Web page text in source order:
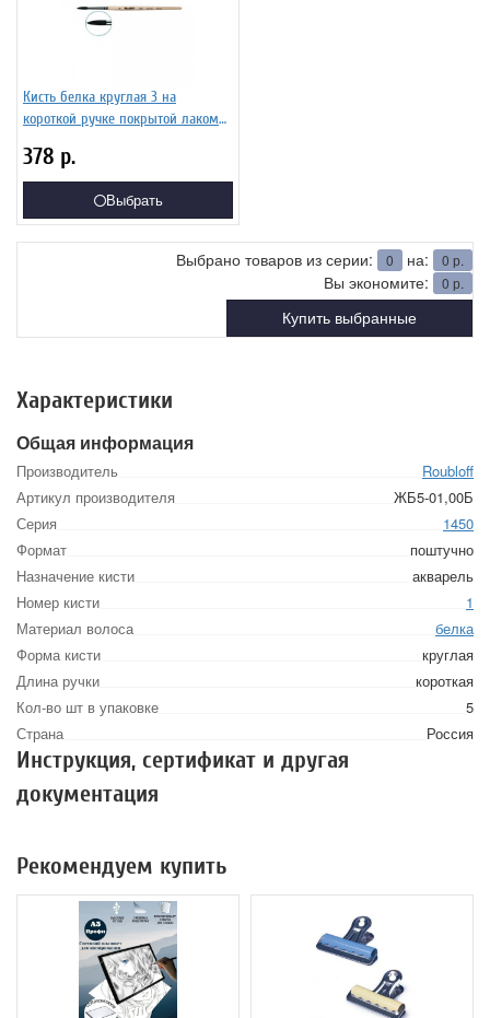
Кисть белка круглая 3 на
короткой ручке покрытой лаком
378 р.
Выбрать
Выбрано товаров из серии: 0 на: 0 р.
Вы экономите: 0 р.
Купить выбранные
Характеристики
Общая информация
Производитель
Roubloff
Артикул производителя
ЖБ5-01,00Б
Серия
1450
Формат
поштучно
Назначение кисти
акварель
Номер кисти
1
Материал волоса
белка
Форма кисти
круглая
Длина ручки
короткая
Кол-во шт в упаковке
5
Страна
Россия
Инструкция, сертификат и другая
документация
Рекомендуем купить